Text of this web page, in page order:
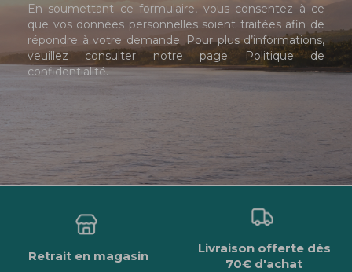
En soumettant ce formulaire, vous consentez à ce
que vos données personnelles soient traitées afin de
répondre à votre demande. Pour plus d’informations,
veuillez consulter notre page Politique de
confidentialité.
Retrait en magasin
Livraison offerte dès
70€ d'achat